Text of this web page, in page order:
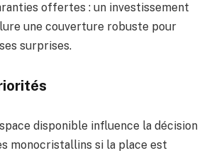
offertes : un investissement
une couverture robuste pour
surprises.
disponible influence la décision
monocristallins si la place est